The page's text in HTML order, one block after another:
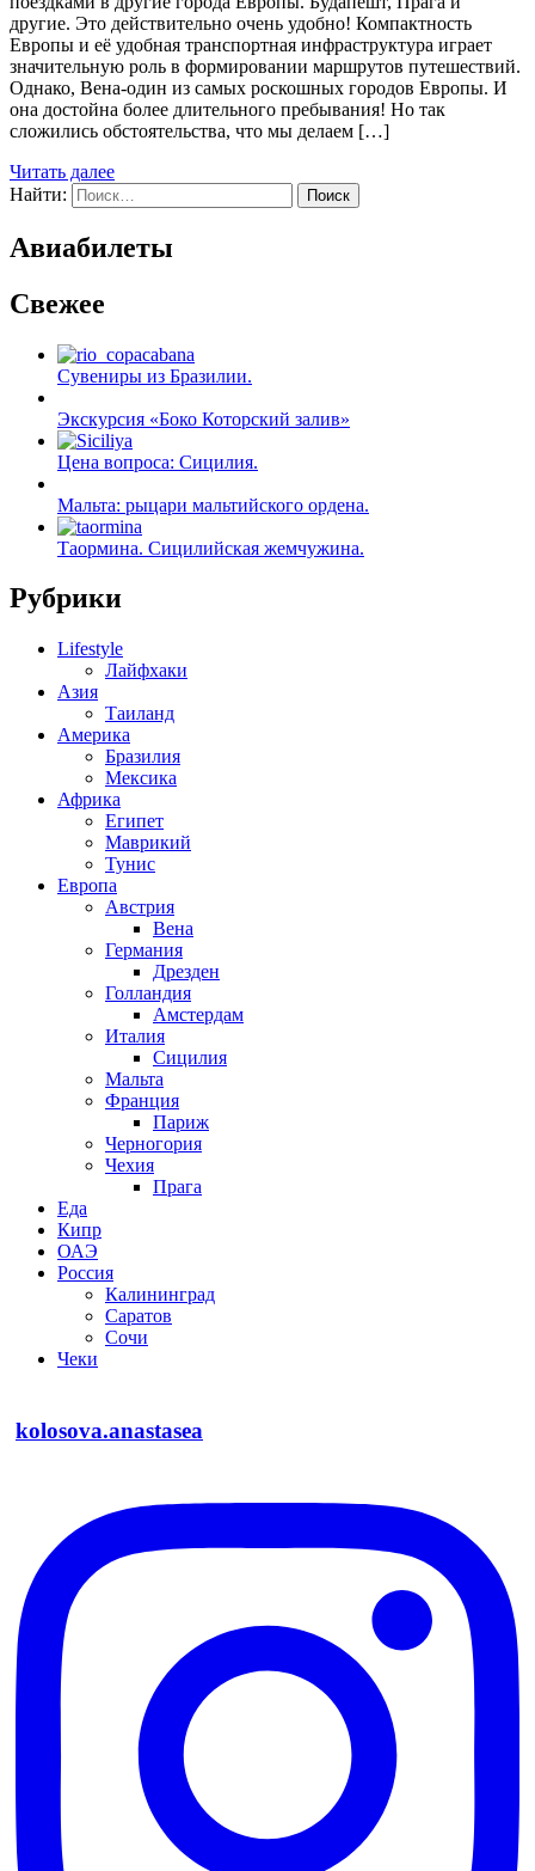
другие. Это действительно очень удобно! Компактность
Европы и её удобная транспортная инфраструктура играет
значительную роль в формировании маршрутов путешествий.
Однако, Вена-один из самых роскошных городов Европы. И
она достойна более длительного пребывания! Но так
сложились обстоятельства, что мы делаем […]
Читать далее
Найти:
Авиабилеты
Свежее
Сувениры из Бразилии.
Экскурсия «Боко Которский залив»
Цена вопроса: Сицилия.
Мальта: рыцари мальтийского ордена.
Таормина. Сицилийская жемчужина.
Рубрики
Lifestyle
Лайфхаки
Азия
Таиланд
Америка
Бразилия
Мексика
Африка
Египет
Маврикий
Тунис
Европа
Австрия
Вена
Германия
Дрезден
Голландия
Амстердам
Италия
Сицилия
Мальта
Франция
Париж
Черногория
Чехия
Прага
Еда
Кипр
ОАЭ
Россия
Калининград
Саратов
Сочи
Чеки
kolosova.anastasea